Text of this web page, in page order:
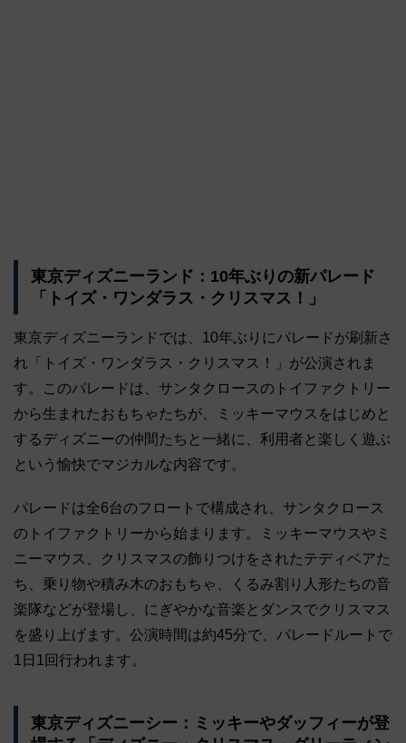
東京ディズニーランド：10年ぶりの新パレード
「トイズ・ワンダラス・クリスマス！」
東京ディズニーランドでは、10年ぶりにパレードが刷新さ
れ「トイズ・ワンダラス・クリスマス！」が公演されま
す。このパレードは、サンタクロースのトイファクトリー
から生まれたおもちゃたちが、ミッキーマウスをはじめと
するディズニーの仲間たちと一緒に、利用者と楽しく遊ぶ
という愉快でマジカルな内容です。
パレードは全6台のフロートで構成され、サンタクロース
のトイファクトリーから始まります。ミッキーマウスやミ
ニーマウス、クリスマスの飾りつけをされたテディベアた
ち、乗り物や積み木のおもちゃ、くるみ割り人形たちの音
楽隊などが登場し、にぎやかな音楽とダンスでクリスマス
を盛り上げます。公演時間は約45分で、パレードルートで
1日1回行われます。
東京ディズニーシー：ミッキーやダッフィーが登